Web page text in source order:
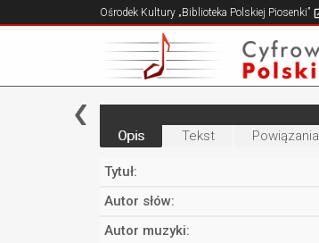
Ośrodek Kultury „Biblioteka Polskiej Piosenki”
Opis Tekst Powiązania
Tytuł:
Autor słów:
Autor muzyki: